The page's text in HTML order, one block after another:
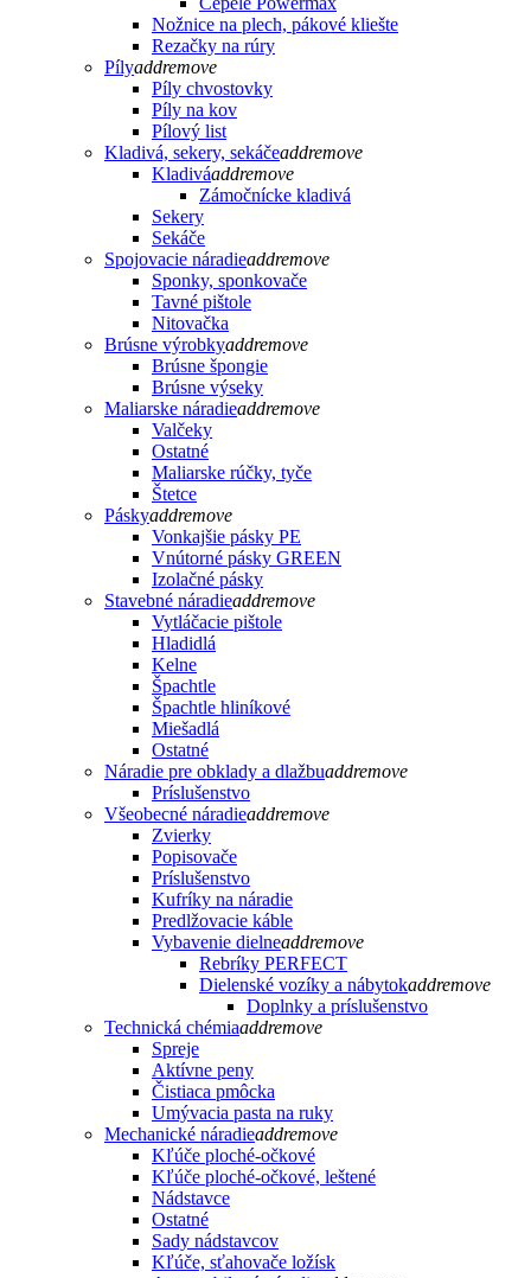
Nožnice na plech, pákové kliešte
Rezačky na rúry
Pílyaddremove
Píly chvostovky
Píly na kov
Pílový list
Kladivá, sekery, sekáčeaddremove
Kladiváaddremove
Zámočnícke kladivá
Sekery
Sekáče
Spojovacie náradieaddremove
Sponky, sponkovače
Tavné pištole
Nitovačka
Brúsne výrobkyaddremove
Brúsne špongie
Brúsne výseky
Maliarske náradieaddremove
Valčeky
Ostatné
Maliarske rúčky, tyče
Štetce
Páskyaddremove
Vonkajšie pásky PE
Vnútorné pásky GREEN
Izolačné pásky
Stavebné náradieaddremove
Vytláčacie pištole
Hladidlá
Kelne
Špachtle
Špachtle hliníkové
Miešadlá
Ostatné
Náradie pre obklady a dlažbuaddremove
Príslušenstvo
Všeobecné náradieaddremove
Zvierky
Popisovače
Príslušenstvo
Kufríky na náradie
Predlžovacie káble
Vybavenie dielneaddremove
Rebríky PERFECT
Dielenské vozíky a nábytokaddremove
Doplnky a príslušenstvo
Technická chémiaaddremove
Spreje
Aktívne peny
Čistiaca pmôcka
Umývacia pasta na ruky
Mechanické náradieaddremove
Kľúče ploché-očkové
Kľúče ploché-očkové, leštené
Nádstavce
Ostatné
Sady nádstavcov
Kľúče, sťahovače ložísk